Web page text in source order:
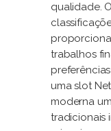
qualidade.
trabalhos
uma slot
moderna
tradicionais